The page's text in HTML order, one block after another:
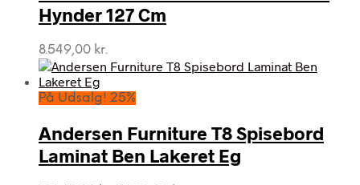
Hynder 127 Cm
8.549,00 kr.
På Udsalg! 25%
Andersen Furniture T8 Spisebord
Laminat Ben Lakeret Eg